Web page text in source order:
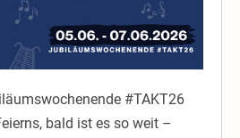
#TAKT26
bald ist es so weit –